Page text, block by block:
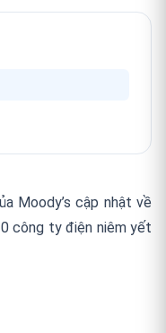
Moody’s cập nhật về
công ty điện niêm yết